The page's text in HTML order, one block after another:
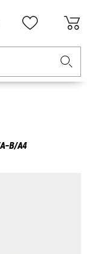
A-B/A4